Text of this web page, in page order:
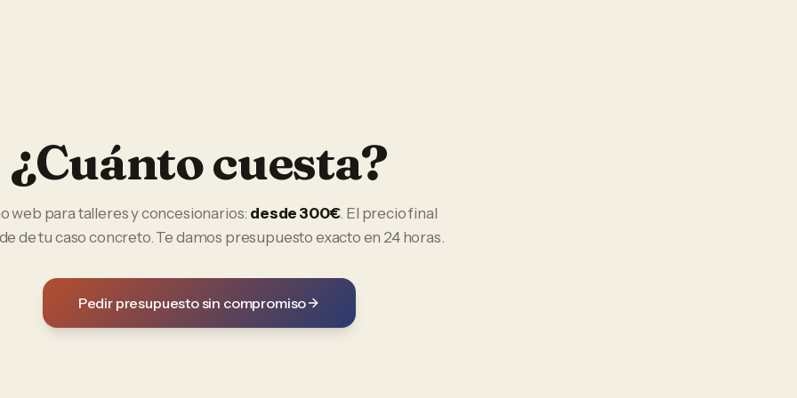
¿Cuánto cuesta?
web paratalleres y concesionarios: desde 300€. El precio final
de tu caso concreto. Te damos presupuesto exacto en 24 horas.
Pedir presupuesto sin compromiso